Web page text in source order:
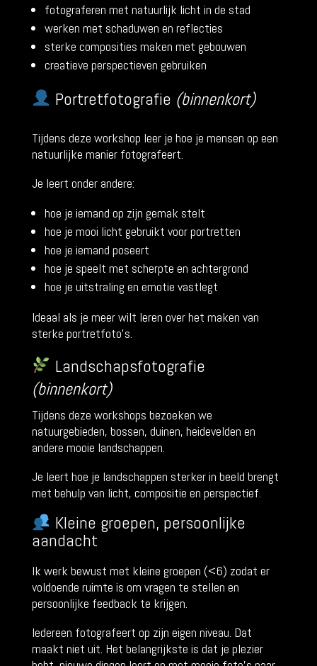
fotograferen met natuurlijk licht in de stad
werken met schaduwen en reflecties
sterke composities maken met gebouwen
creatieve perspectieven gebruiken
Portretfotografie (binnenkort)
Tijdens deze workshop leer je hoe je mensen op een
natuurlijke manier fotografeert.
Je leert onder andere:
hoe je iemand op zijn gemak stelt
hoe je mooi licht gebruikt voor portretten
hoe je iemand poseert
hoe je speelt met scherpte en achtergrond
hoe je uitstraling en emotie vastlegt
Ideaal als je meer wilt leren over het maken van
sterke portretfoto’s.
Landschapsfotografie
(binnenkort)
Tijdens deze workshops bezoeken we
natuurgebieden, bossen, duinen, heidevelden en
andere mooie landschappen.
Je leert hoe je landschappen sterker in beeld brengt
met behulp van licht, compositie en perspectief.
Kleine groepen, persoonlijke
aandacht
Ik werk bewust met kleine groepen (<6) zodat er
voldoende ruimte is om vragen te stellen en
persoonlijke feedback te krijgen.
Iedereen fotografeert op zijn eigen niveau. Dat
maakt niet uit. Het belangrijkste is dat je plezier